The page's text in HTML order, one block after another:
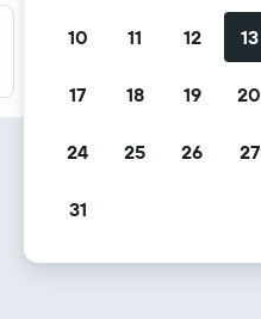
Filtre tilbudene dine
10 11 12 13
17 18 19 20
24 25 26 27
31